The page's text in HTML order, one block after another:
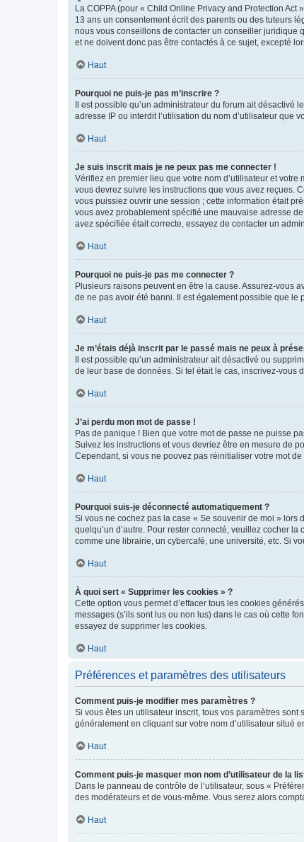
La COPPA (pour « Child Online Privacy and Protection
13 ans un consentement écrit des parents ou des tuteurs
nous vous conseillons de contacter un conseiller juridique
et ne doivent donc pas être contactés à ce sujet, excepté
Haut
Pourquoi ne puis-je pas m’inscrire ?
Il est possible qu’un administrateur du forum ait désactivé
adresse IP ou interdit l’utilisation du nom d’utilisateur que
Haut
Je suis inscrit mais je ne peux pas me connecter !
Vérifiez en premier lieu que votre nom d’utilisateur et
vous devrez suivre les instructions que vous avez reçues.
vous puissiez ouvrir une session ; cette information était
vous avez probablement spécifié une mauvaise adresse
avez spécifiée était correcte, essayez de contacter un
Haut
Pourquoi ne puis-je pas me connecter ?
Plusieurs raisons peuvent en être la cause. Assurez-vous
de ne pas avoir été banni. Il est également possible que le
Haut
Je m’étais déjà inscrit par le passé mais ne peux à
Il est possible qu’un administrateur ait désactivé ou
de leur base de données. Si tel était le cas, inscrivez-vous
Haut
J’ai perdu mon mot de passe !
Pas de panique ! Bien que votre mot de passe ne puisse
Suivez les instructions et vous devriez être en mesure de
Cependant, si vous ne pouvez pas réinitialiser votre mot
Haut
Pourquoi suis-je déconnecté automatiquement ?
Si vous ne cochez pas la case « Se souvenir de moi »
quelqu’un d’autre. Pour rester connecté, veuillez cocher
comme une librairie, un cybercafé, une université, etc. Si
Haut
À quoi sert « Supprimer les cookies » ?
Cette option vous permet d’effacer tous les cookies
messages (s’ils sont lus ou non lus) dans le cas où cette
essayez de supprimer les cookies.
Haut
Préférences et paramètres des utilisateurs
Comment puis-je modifier mes paramètres ?
Si vous êtes un utilisateur inscrit, tous vos paramètres
généralement en cliquant sur votre nom d’utilisateur situé
Haut
Comment puis-je masquer mon nom d’utilisateur de la
Dans le panneau de contrôle de l’utilisateur, sous «
des modérateurs et de vous-même. Vous serez alors
Haut